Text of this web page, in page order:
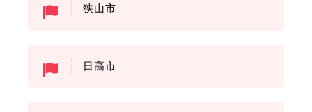
狭山市
日高市